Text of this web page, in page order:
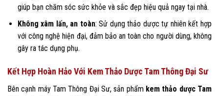
giúp bạn chăm sóc sức khỏe và sắc đẹp hiệu quả ngay tại nhà.
Không xâm lấn, an toàn: Sử dụng thảo dược tự nhiên kết hợp
với công nghệ hiện đại, đảm bảo an toàn cho người dùng, không
gây ra tác dụng phụ.
Kết Hợp Hoàn Hảo Với Kem Thảo Dược Tam Thông Đại Sư
Bên cạnh máy Tam Thông Đại Sư, sản phẩm kem thảo dược Tam